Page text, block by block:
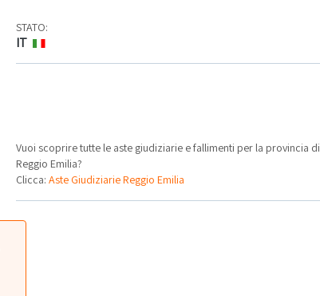
STATO:
IT
Vuoi scoprire tutte le aste giudiziarie e fallimenti per la provincia di
Reggio Emilia?
Clicca:Aste Giudiziarie Reggio Emilia